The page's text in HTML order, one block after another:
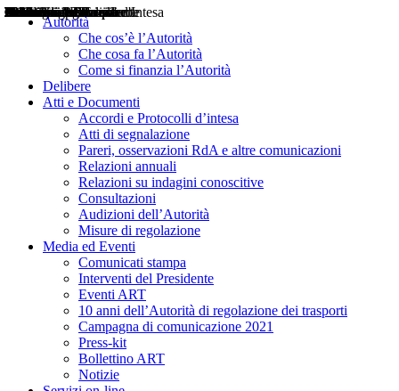
Autorità
Che cos’è l’Autorità
Che cosa fa l’Autorità
Come si finanzia l’Autorità
Delibere
Atti e Documenti
Accordi e Protocolli d’intesa
Atti di segnalazione
Pareri, osservazioni RdA e altre comunicazioni
Relazioni annuali
Relazioni su indagini conoscitive
Consultazioni
Audizioni dell’Autorità
Misure di regolazione
Media ed Eventi
Comunicati stampa
Interventi del Presidente
Eventi ART
10 anni dell’Autorità di regolazione dei trasporti
Campagna di comunicazione 2021
Press-kit
Bollettino ART
Notizie
Delibere
Pareri
Consultazioni
Audizioni
Atti di Segnalazione
Accordi e Protocolli d'Intesa
Relazioni annuali
Misure di regolazione
Notizie
Comunicati Stampa
Bollettini ART
Convegni ART
Interviste del Presidente
Articoli in primo piano
Interventi del Presidente
2004
2005
2010
2013
2014
2015
2016
2017
2018
2019
202
2020
2021
2022
2023
2024
2025
2026
Aereo
Marittimo
Terrestre